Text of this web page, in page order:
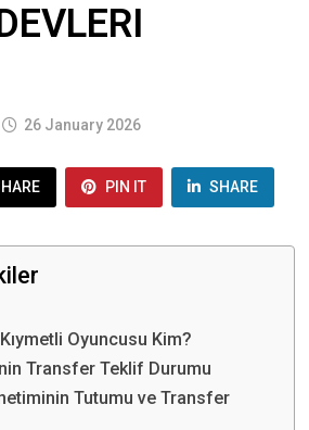
26 January 2026
PIN IT SHARE
Oyuncusu Kim?
Transfer Teklif Durumu
Tutumu ve Transfer